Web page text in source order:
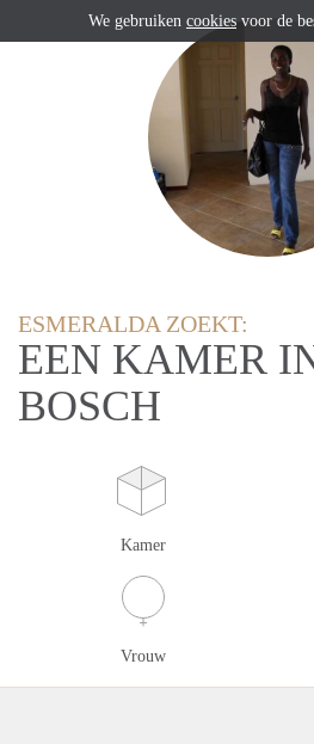
ESMERALDA ZOEKT:
EEN KAMER
BOSCH
Kamer
Vrouw
We gebruiken cookies voor de